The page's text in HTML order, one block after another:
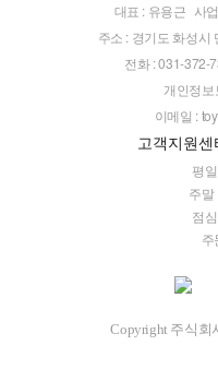
대표 : 유용근 사
주소 : 경기도 화성시
전화 : 031-372-
개인정
이메일 :
고객지원센
평
주말
점
Copyright 주식회